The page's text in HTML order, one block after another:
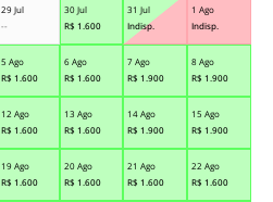
29 Jul
--
30 Jul
R$ 1.600
31 Jul
Indisp.
1 Ago
Indisp.
5 Ago
R$ 1.600
6 Ago
R$ 1.600
7 Ago
R$ 1.900
8 Ago
R$ 1.900
12 Ago
R$ 1.600
13 Ago
R$ 1.600
14 Ago
R$ 1.900
15 Ago
R$ 1.900
19 Ago
R$ 1.600
20 Ago
R$ 1.600
21 Ago
R$ 1.600
22 Ago
R$ 1.600